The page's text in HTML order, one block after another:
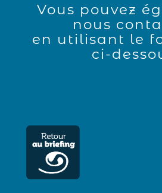
Vous pouvez
nous
en utilisant le
ci-